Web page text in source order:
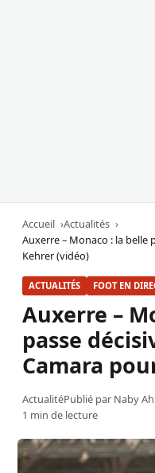
Accueil
Actualités
Auxerre – Monaco : la belle
Kehrer (vidéo)
ACTUALITÉS FOOT EN
Auxerre –
passe
Camara
ActualitéPublié par Naby
1 min de lecture